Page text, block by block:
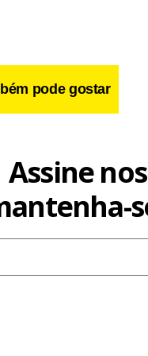
pode gostar
Assine